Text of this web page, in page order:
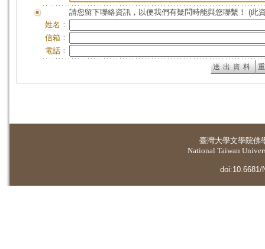
請您留下聯絡資訊，以便我們有疑問時能與您聯繫！ (此
姓名：
信箱：
電話：
臺灣大學文學院佛
National Taiwan
doi:10.6681/